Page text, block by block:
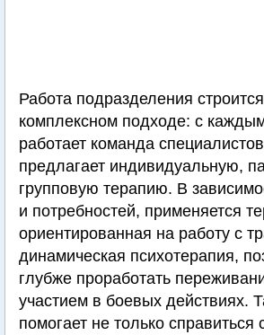
Работа подразделения
комплексном подходе: с
работает команда
предлагает индивидуальную,
групповую терапию. В
и потребностей, применяется
ориентированная на работу с
динамическая психотерапия,
глубже проработать
участием в боевых действиях.
помогает не только справиться